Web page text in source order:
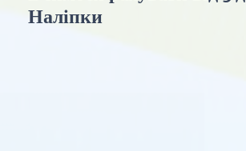
Наліпки